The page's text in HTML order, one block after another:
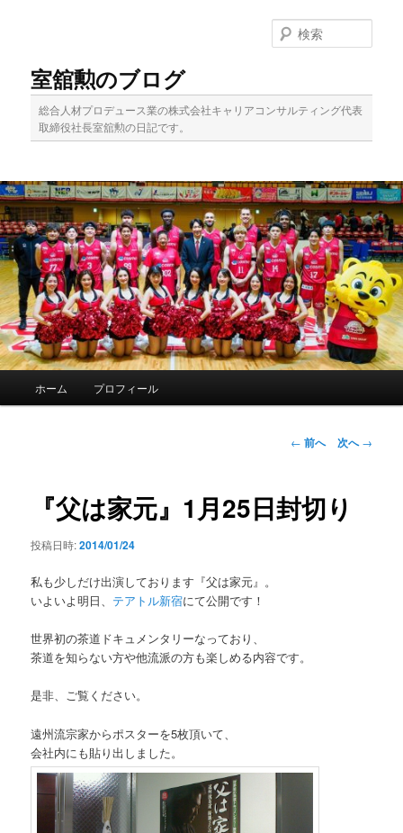
移
動
室舘勲のブログ
総合人材プロデュース業の株式会社キャリアコンサルティング代表
取締役社長室舘勲の日記です。
索
ホーム プロフィール
投
ビ
ゲ
← 前へ 次へ→
『父は家元』1月25日封切り
投稿日時:2014/01/24
私も少しだけ出演しております『父は家元』。
いよいよ明日、 テアトル新宿にて公開です！
世界初の茶道ドキュメンタリーなっており、
茶道を知らない方や他流派の方も楽しめる内容です。
是非、ご覧ください。
遠州流宗家からポスターを5枚頂いて、
会社内にも貼り出しました。